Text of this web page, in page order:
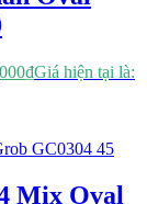
₫Giá hiện tại là:
Mix Oval